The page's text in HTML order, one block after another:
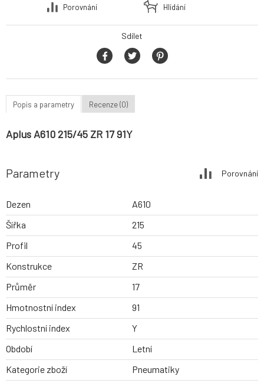
Porovnání
Hlídání
Sdílet
Popis a parametry Recenze (0)
Aplus A610 215/45 ZR 17 91Y
Parametry Porovnání
Dezen
A610
Šířka
215
Profil
45
Konstrukce
ZR
Průměr
17
Hmotnostní index
91
Rychlostní index
Y
Období
Letní
Kategorie zboží
Pneumatiky